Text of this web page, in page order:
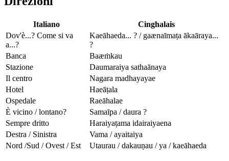
Italiano
Cinghalais
Dov'è...? Come si va
a...?
Kaeāhaeda... ? / gaænaīmaṭa ākaāraya...
?
Banca
Baæṁkau
Stazione
Daumaraiya sathaānaya
Il centro
Nagara madhayayae
Hotel
Haeāṭala
Ospedale
Raeāhalae
È vicino / lontano?
Samaīpa / daura ?
Sempre dritto
Haraiyaṭama idairaiyaena
Destra / Sinistra
Vama / ayaitaiya
Nord /Sud / Ovest / Est
Utaurau / dakauṇau / ya / kaeāhaeda